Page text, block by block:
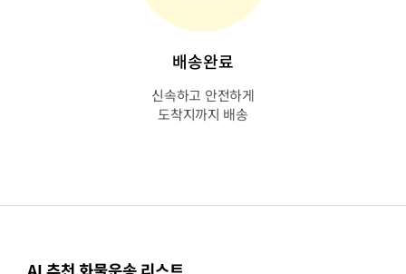
배송완료
신속하고 안전하게
도착지까지 배송